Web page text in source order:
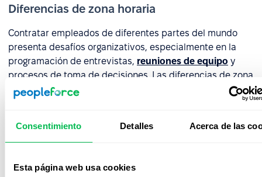
Consentimiento Detalles Acerca de las
Esta página web usa cookies
Diferencias de zona horaria
Contratar empleados de diferentes partes del mundo
presenta desafíos organizativos, especialmente en la
programación de entrevistas, reuniones de equipo y
procesos de toma de decisiones. Las diferencias de zona
horaria pueden causar retrasos en la comunicación,el
y tiempos de contratación prolongados, todo
candidato. Por eso, una planificación cuidadosa y las
herramientas adecuadas son esenciales.
Las plataformas de recursos humanos como